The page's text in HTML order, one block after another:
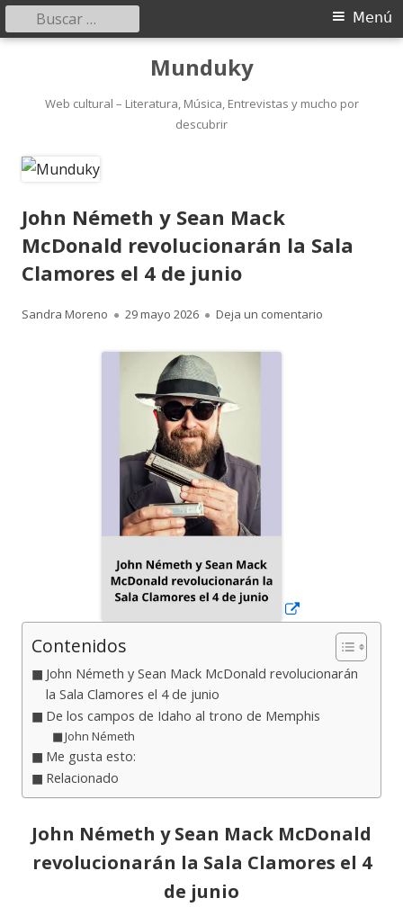
contenido
Munduky
Web cultural – Literatura, Música, Entrevistas y mucho por
descubrir
Menú
Menú
Buscar:
John Németh y Sean Mack
McDonald revolucionarán la Sala
Clamores el 4 de junio
Autor
Sandra Moreno
Publicado
29 mayo 2026 Deja un comentario
Contenidos
John Németh y Sean Mack McDonald revolucionarán
la Sala Clamores el 4 de junio
De los campos de Idaho al trono de Memphis
John Németh
Me gusta esto:
Relacionado
John Németh y Sean Mack McDonald
revolucionarán la Sala Clamores el 4
de junio